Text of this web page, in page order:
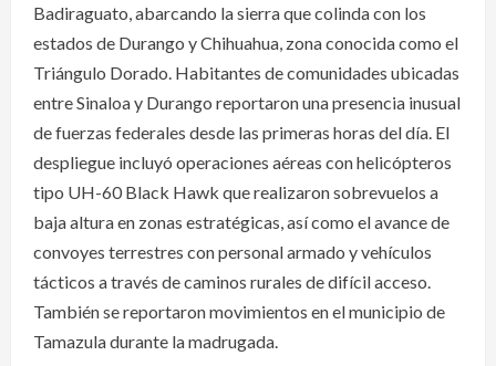
Badiraguato, abarcando la sierra que colinda con los
estados de Durango y Chihuahua, zona conocida como el
Triángulo Dorado. Habitantes de comunidades ubicadas
entre Sinaloa y Durango reportaron una presencia inusual
de fuerzas federales desde las primeras horas del día. El
despliegue incluyó operaciones aéreas con helicópteros
tipo UH-60 Black Hawk que realizaron sobrevuelos a
baja altura en zonas estratégicas, así como el avance de
convoyes terrestres con personal armado y vehículos
tácticos a través de caminos rurales de difícil acceso.
También se reportaron movimientos en el municipio de
Tamazula durante la madrugada.